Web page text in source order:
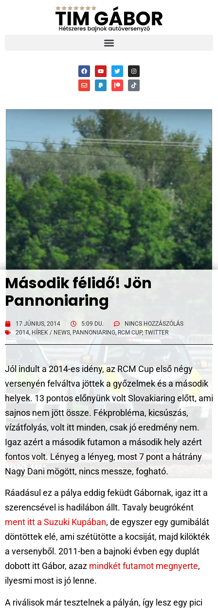
Második félidő! Jön
Pannoniaring
17 JÚNIUS, 2014 5:09 DU.
NINCS HOZZÁSZÓLÁS
2014, HÍREK / NEWS, PANNONIARING, RCM CUP,TWITTER
Jól indult a 2014-es idény, az RCM Cup első négy
versenyén felváltva jöttek a győzelmek és a második
helyek. 13 pontos előnyünk volt Slovakiaring előtt, ami
sajnos nem jött össze. Fékprobléma, kicsúszás,
vízátfolyás, volt itt minden, csak jó eredmény nem.
Igaz azért a második futamon a második hely azért
fontos volt. Lényeg a lényeg, most 7 pont a hátrány
Nagy Dani mögött, nincs messze, fogható.
Ráadásul ez a pálya eddig feküdt Gábornak, igaz itt a
szerencsével is hadilábon állt. Tavaly beugróként
ment itt a Suzuki Kupában, de egyszer egy gumibálát
döntöttek elé, ami szétütötte a kocsiját, majd kilökték
a versenyből. 2011-ben a bajnoki évben egy duplát
dobott itt Gábor, azaz mindkét futamot megnyerte,
ilyesmi most is jó lenne.
A riválisok már tesztelnek a pályán, így lesz egy pici